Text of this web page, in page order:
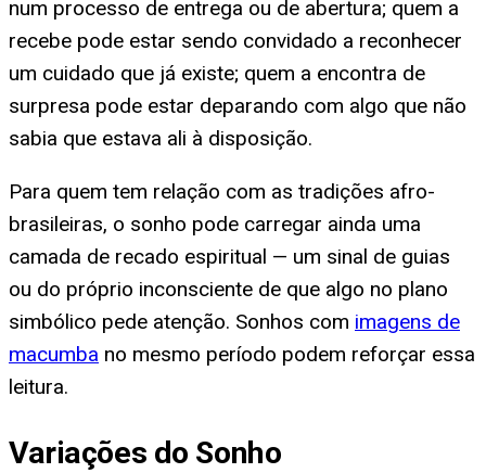
num processo de entrega ou de abertura; quem a
recebe pode estar sendo convidado a reconhecer
um cuidado que já existe; quem a encontra de
surpresa pode estar deparando com algo que não
sabia que estava ali à disposição.
Para quem tem relação com as tradições afro-
brasileiras, o sonho pode carregar ainda uma
camada de recado espiritual — um sinal de guias
ou do próprio inconsciente de que algo no plano
simbólico pede atenção. Sonhos com imagens de
macumba no mesmo período podem reforçar essa
leitura.
Variações do Sonho